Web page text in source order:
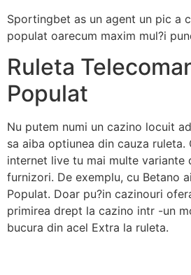
Sportingbet as un agent un pic a
populat oarecum maxim mul?i
Ruleta
Populat
Nu putem numi un cazino locuit
sa aiba optiunea din cauza ruleta.
internet live tu mai multe variante
furnizori. De exemplu, cu Betano
Populat. Doar pu?in cazinouri
primirea drept la cazino intr -un
bucura din acel Extra la ruleta.